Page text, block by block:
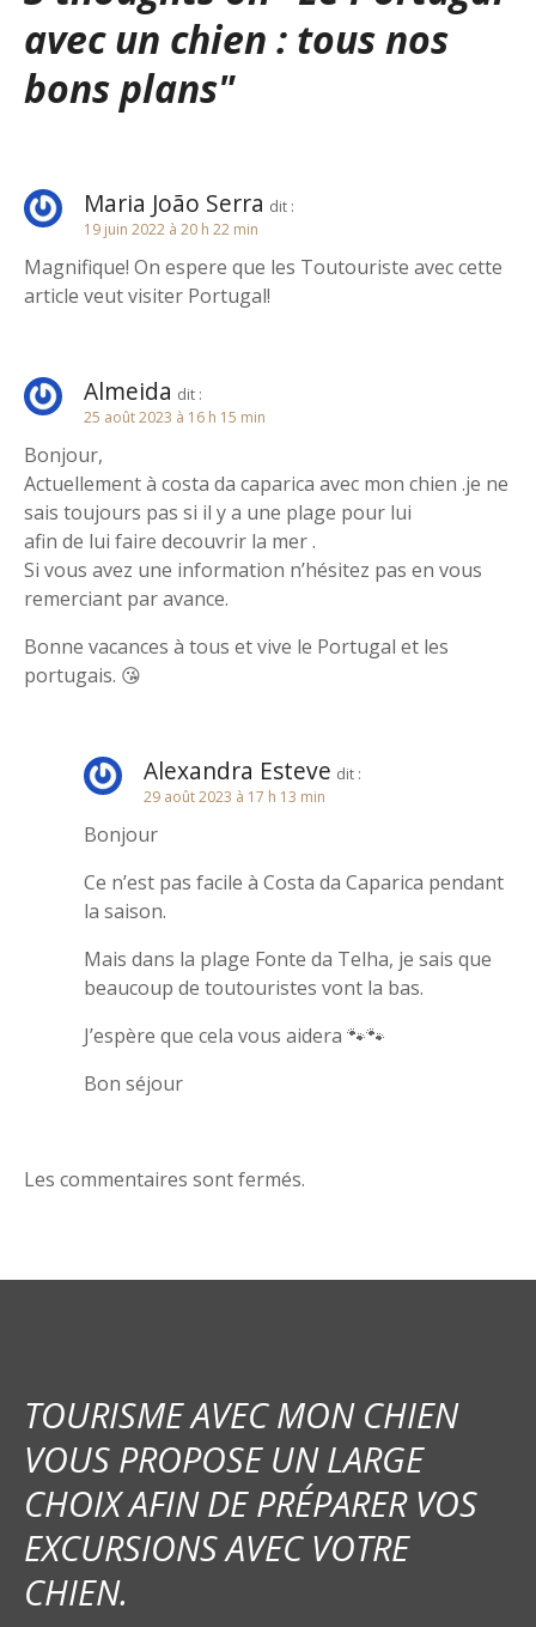
a
t
o
n
d
l
’
a
r
t
i
c
avec un chien : tous nos
bons plans"
Maria João Serra dit :
19 juin 2022 à 20 h 22 min
Magnifique! On espere que les Toutouriste avec cette
article veut visiter Portugal!
Almeida dit :
25 août 2023 à 16 h 15 min
Bonjour,
Actuellement à costa da caparica avec mon chien .je ne
sais toujours pas si il y a une plage pour lui
afin de lui faire decouvrir la mer .
Si vous avez une information n’hésitez pas en vous
remerciant par avance.
Bonne vacances à tous et vive le Portugal et les
portugais. 😘
Alexandra Esteve dit :
29 août 2023 à 17 h 13 min
Bonjour
Ce n’est pas facile à Costa da Caparica pendant
la saison.
Mais dans la plage Fonte da Telha, je sais que
beaucoup de toutouristes vont la bas.
J’espère que cela vous aidera 🐾🐾
Bon séjour
Les commentaires sont fermés.
TOURISME AVEC MON CHIEN
VOUS PROPOSE UN LARGE
CHOIX AFIN DE PRÉPARER VOS
EXCURSIONS AVEC VOTRE
CHIEN.